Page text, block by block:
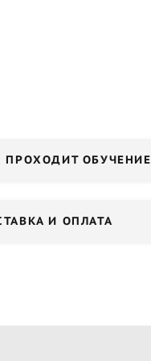
ПРОХОДИТ ОБУЧЕНИЕ
И ОПЛАТА